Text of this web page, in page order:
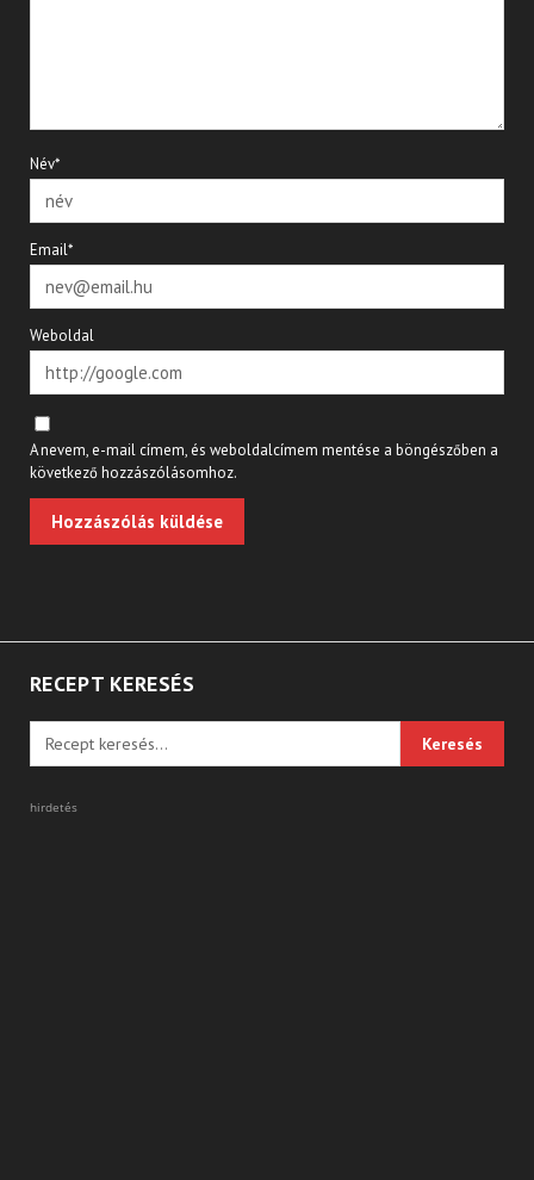
Név*
Email*
Weboldal
A nevem, e-mail címem, és weboldalcímem mentése a böngészőben a
következő hozzászólásomhoz.
RECEPT KERESÉS
hirdetés